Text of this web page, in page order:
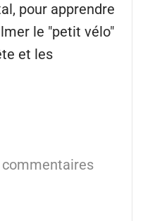
pour apprendre
le "petit vélo"
et les
commentaires